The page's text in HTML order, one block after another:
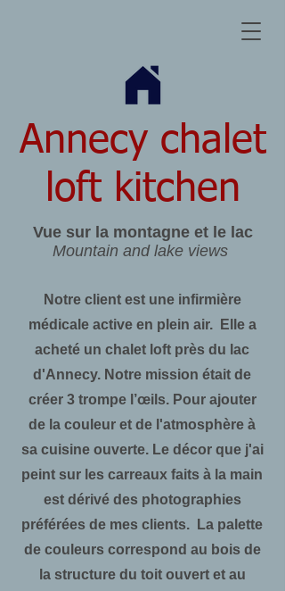
Annecy chalet
loft kitchen
Vue sur la montagne et le lac
Mountain and lake views
Notre client est une infirmière
médicale active en plein air. Elle a
acheté un chalet loft près du lac
d'Annecy. Notre mission était de
créer 3 trompe l’œils. Pour ajouter
de la couleur et de l'atmosphère à
sa cuisine ouverte. Le décor que j'ai
peint sur les carreaux faits à la main
est dérivé des photographies
préférées de mes clients. La palette
de couleurs correspond au bois de
la structure du toit ouvert et au